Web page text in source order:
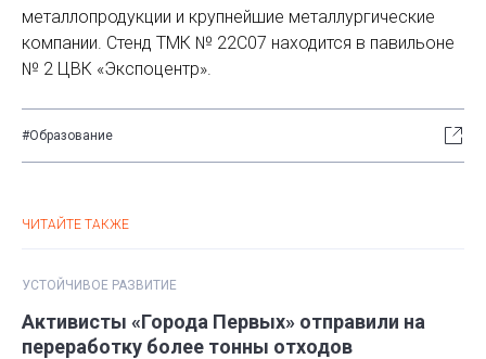
металлопродукции и крупнейшие металлургические
компании. Стенд ТМК № 22C07 находится в павильоне
№ 2 ЦВК «Экспоцентр».
#Образование
ЧИТАЙТЕ ТАКЖЕ
УСТОЙЧИВОЕ РАЗВИТИЕ
Активисты «Города Первых» отправили на
переработку более тонны отходов